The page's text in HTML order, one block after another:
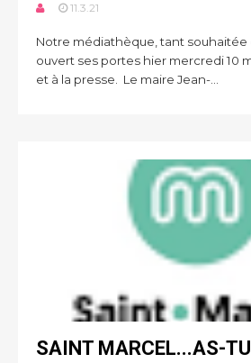
11.3.21
Notre médiathèque, tant
ouvert ses portes hier mercredi 10
et à la presse. Le maire Jean-...
SAINT MARCEL...AS-